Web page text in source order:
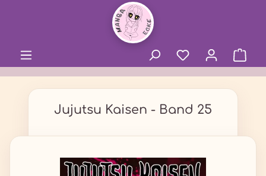
Jujutsu Kaisen - Band 25
Bildergalerie überspringen